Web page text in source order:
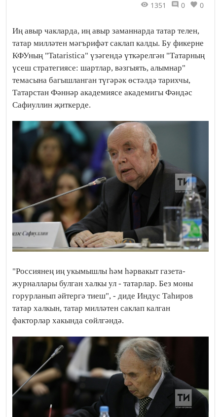
1351 0 0
Иң авыр чакларда, иң авыр заманнарда татар телен,
татар милләтен мәгърифәт саклап калды. Бу фикерне
КФУның "Tataristica" үзәгендә үткәрелгән "Татарның
үсеш стратегиясе: шартлар, вәзгыять, алымнар"
темасына багышланган түгәрәк өстәлдә тарихчы,
Татарстан Фәннәр академиясе академигы Фәндәс
Сафиуллин җиткерде.
"Россиянең иң укымышлы һәм һәрвакыт газета-
журналлары булган халкы ул - татарлар. Без моны
горурланып әйтергә тиеш", - диде Индус Таһиров
татар халкын, татар милләтен саклап калган
факторлар хакында сөйлгәндә.